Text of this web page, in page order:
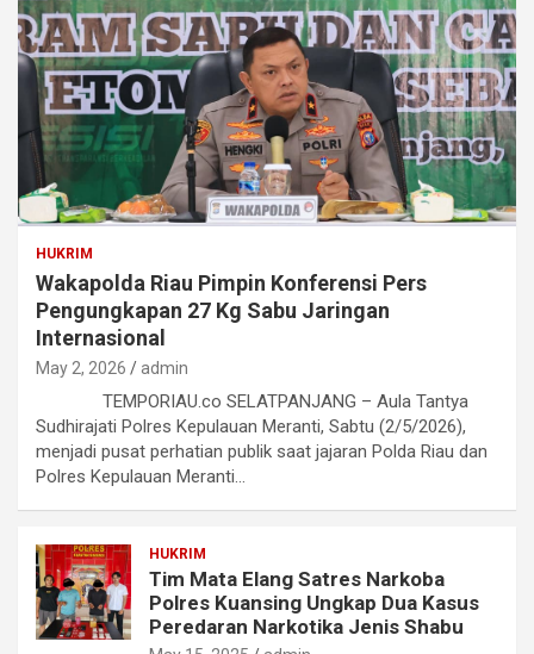
HUKRIM
Wakapolda Riau Pimpin Konferensi Pers
Pengungkapan 27 Kg Sabu Jaringan
Internasional
May 2, 2026 admin
TEMPORIAU.co SELATPANJANG – Aula Tantya
Sudhirajati Polres Kepulauan Meranti, Sabtu (2/5/2026),
menjadi pusat perhatian publik saat jajaran Polda Riau dan
Polres Kepulauan Meranti…
HUKRIM
Tim Mata Elang Satres Narkoba
Polres Kuansing Ungkap Dua Kasus
Peredaran Narkotika Jenis Shabu